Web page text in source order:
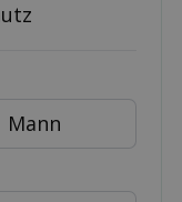
Mann